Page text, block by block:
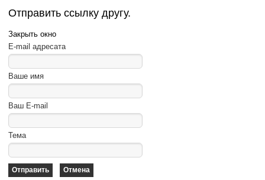
Отправить ссылку другу.
Закрыть окно
E-mail адресата
Ваше имя
Ваш E-mail
Тема
Отправить Отмена